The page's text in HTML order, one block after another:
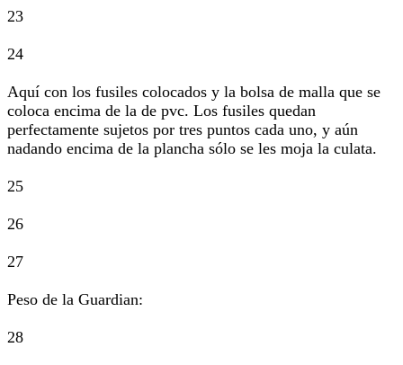
23
24
Aquí con los fusiles colocados y la bolsa de malla que se
coloca encima de la de pvc. Los fusiles quedan
perfectamente sujetos por tres puntos cada uno, y aún
nadando encima de la plancha sólo se les moja la culata.
25
26
27
Peso de la Guardian:
28